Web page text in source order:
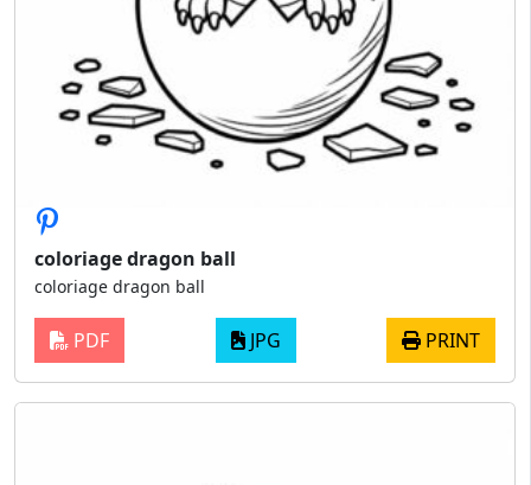
coloriage dragon ball
coloriage dragon ball
PDF JPG PRINT